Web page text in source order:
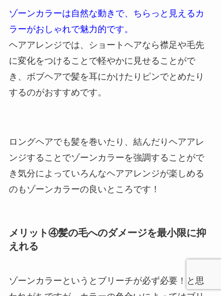
ゾーンカラーは自然な動きで、ちらっと見えるカ
ラーがおしゃれで魅力的です。
ヘアアレンジでは、ショートヘアなら襟足や毛先
に変化をつけることで軽やかに見せることがで
き、ボブヘアで髪を耳にかけたりピンでとめたり
するのがおすすめです。
ロングヘアでも髪を巻いたり、結んだりヘアアレ
ンジすることでゾーンカラーを強調することがで
き気分によっていろんなヘアアレンジが楽しめる
のもゾーンカラーの良いところです！
メリット④髪の毛へのダメージを最小限に抑
えれる
ゾーンカラーというとブリーチが必ず必要！と思